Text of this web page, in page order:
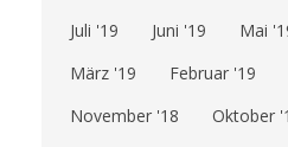
Juli '19
Juni '19 Mai
März '19
Februar '19
November '18
Oktober